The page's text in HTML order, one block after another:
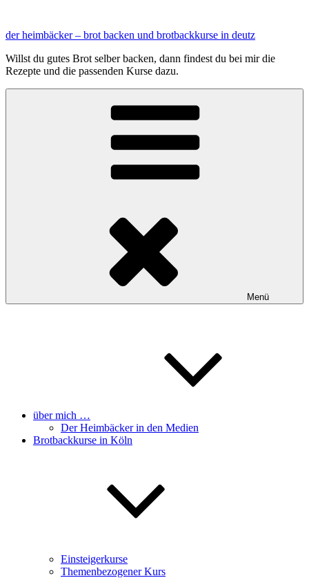
springen
der heimbäcker – brot backen und brotbackkurse in deutz
Willst du gutes Brot selber backen, dann findest du bei mir die
Rezepte und die passenden Kurse dazu.
Menü
über mich …
Der Heimbäcker in den Medien
Brotbackkurse in Köln
Einsteigerkurse
Themenbezogener Kurs